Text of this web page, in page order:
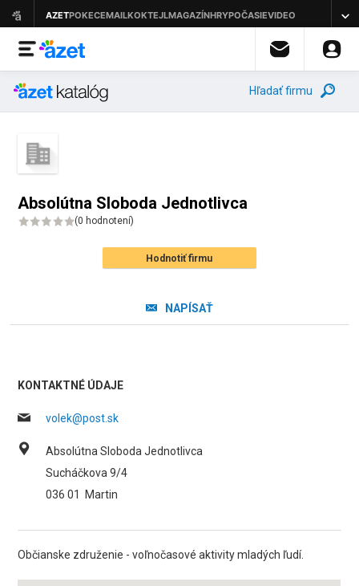
Hľadať firmu
Absolútna Sloboda Jednotlivca
(0 hodnotení)
Hodnotiť firmu
NAPÍSAŤ
KONTAKTNÉ ÚDAJE
volek@post.sk
Absolútna Sloboda Jednotlivca
Sucháčkova 9/4
036 01
Martin
Občianske združenie - voľnočasové aktivity mladých ľudí.